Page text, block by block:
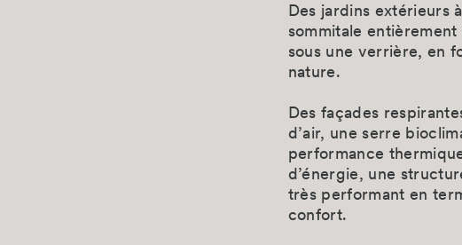
Des jardins extérieurs
sommitale
sous une verrière, en
nature.
Des façades
d’air, une serre
performance
d’énergie, une
très performant en
confort.